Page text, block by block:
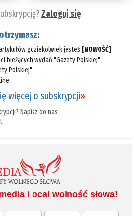
Zaloguj się
gdziekolwiek jesteś [NOWOŚĆ]
bieżących wydań "Gazety Polskiej"
Polskiej"
więcej o subskrypcji»
Napisz do nas
i ocal wolność słowa!